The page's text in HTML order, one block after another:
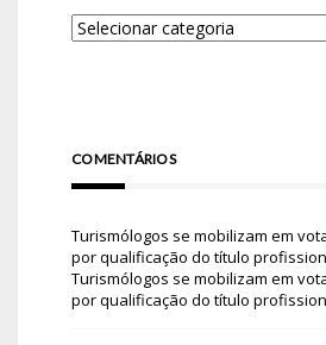
COMENTÁRIOS
Turismólogos se mobilizam em
por qualificação do título
Turismólogos se mobilizam em
por qualificação do título